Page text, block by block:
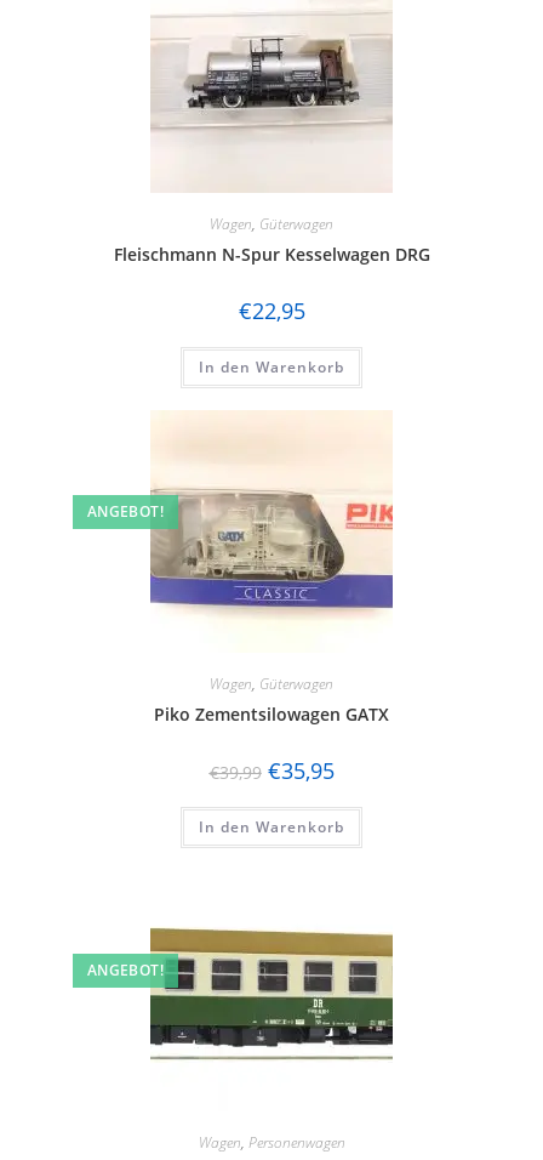
Wagen, Güterwagen
Fleischmann N-Spur Kesselwagen DRG
€22,95
In den Warenkorb
ANGEBOT!
Wagen, Güterwagen
Piko Zementsilowagen GATX
€39,99 €35,95
In den Warenkorb
ANGEBOT!
Wagen, Personenwagen